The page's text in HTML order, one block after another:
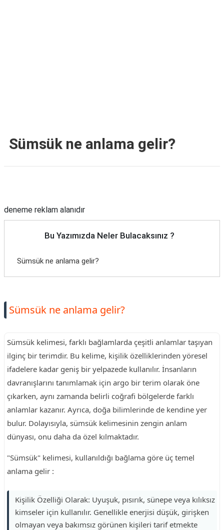
Sümsük ne anlama gelir?
deneme reklam alanıdır
Bu Yazımızda Neler Bulacaksınız ?
Sümsük ne anlama gelir?
Sümsük ne anlama gelir?
Sümsük kelimesi, farklı bağlamlarda çeşitli anlamlar taşıyan
ilginç bir terimdir. Bu kelime, kişilik özelliklerinden yöresel
ifadelere kadar geniş bir yelpazede kullanılır. İnsanların
davranışlarını tanımlamak için argo bir terim olarak öne
çıkarken, aynı zamanda belirli coğrafi bölgelerde farklı
anlamlar kazanır. Ayrıca, doğa bilimlerinde de kendine yer
bulur. Dolayısıyla, sümsük kelimesinin zengin anlam
dünyası, onu daha da özel kılmaktadır.
"Sümsük" kelimesi, kullanıldığı bağlama göre üç temel
anlama gelir :
Kişilik Özelliği Olarak: Uyuşuk, pısırık, sünepe veya kılıksız
kimseler için kullanılır. Genellikle enerjisi düşük, girişken
olmayan veya bakımsız görünen kişileri tarif etmekte